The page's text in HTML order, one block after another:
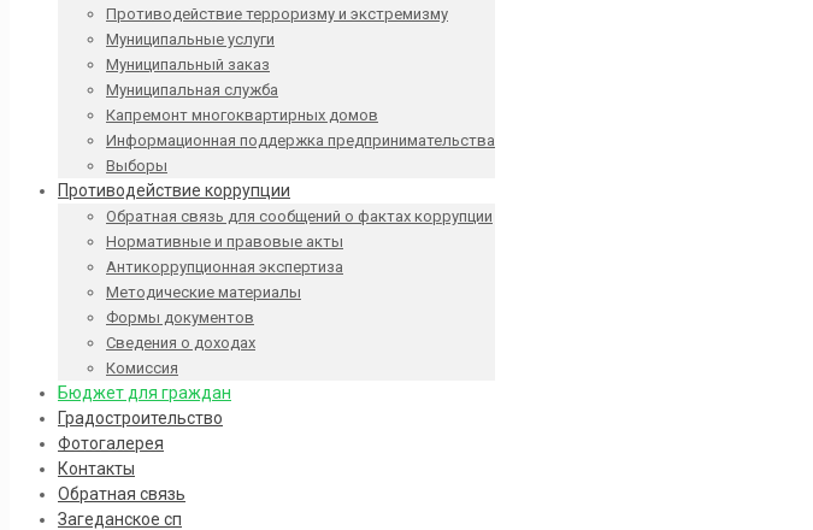
Противодействие терроризму и экстремизму
Муниципальные услуги
Муниципальный заказ
Муниципальная служба
Капремонт многоквартирных домов
Информационная поддержка предпринимательства
Выборы
Противодействие коррупции
Обратная связь для сообщений о фактах коррупции
Нормативные и правовые акты
Антикоррупционная экспертиза
Методические материалы
Формы документов
Сведения о доходах
Комиссия
Бюджет для граждан
Градостроительство
Фотогалерея
Контакты
Обратная связь
Загеданское сп